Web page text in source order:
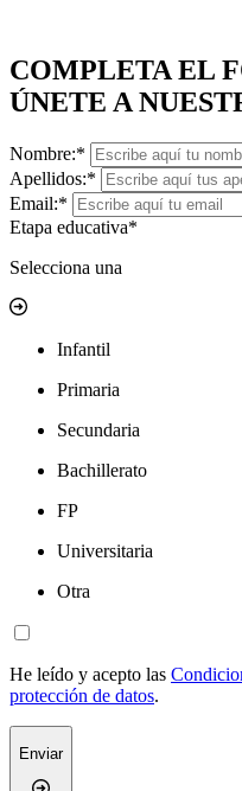
COMPLETA EL
ÚNETE A
Nombre:*
Apellidos:*
Email:*
Etapa educativa*
Selecciona una
Infantil
Primaria
Secundaria
Bachillerato
FP
Universitaria
Otra
He leído y acepto las
protección de datos.
Enviar